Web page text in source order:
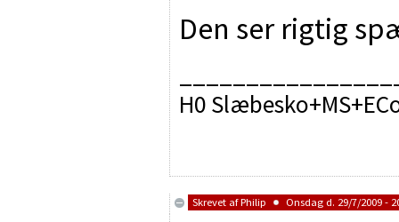
Den ser rigtig
H0
Skrevet afPhilip Onsdag d. 29/7/2009 -